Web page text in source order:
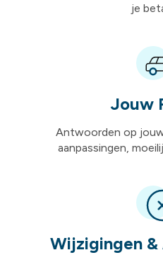
je
Jouw
Antwoorden op
aanpassingen,
Wijzigingen